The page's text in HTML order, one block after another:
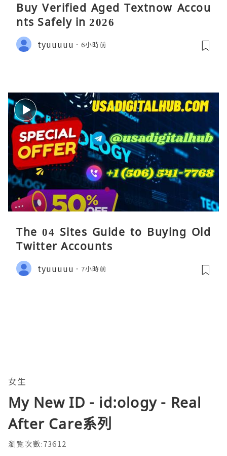
Buy Verified Aged Textnow Accou
nts Safely in 2026
tyuuuuu 6小時前
The 04 Sites Guide to Buying Old
Twitter Accounts
tyuuuuu 7小時前
女生
My New ID - id:ology - Real
After Care系列
瀏覽次數:73612